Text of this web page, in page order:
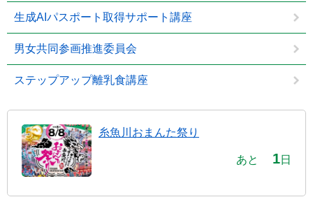
生成AIパスポート取得サポート講座
男女共同参画推進委員会
ステップアップ離乳食講座
糸魚川おまんた祭り
あと 1日